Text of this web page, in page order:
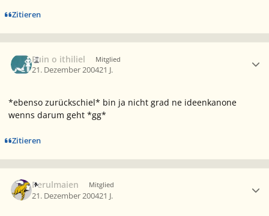
Zitieren
Fuin o ithiliel Mitglied
21. Dezember 200421 J.
*ebenso zurückschiel* bin ja nicht grad ne ideenkanone
wenns darum geht *gg*
Zitieren
Perulmaien Mitglied
21. Dezember 200421 J.